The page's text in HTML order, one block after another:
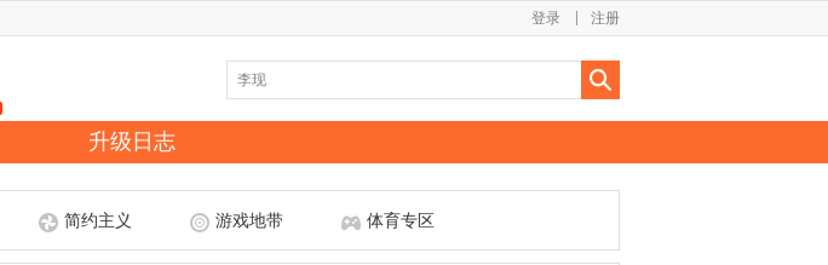
注册
登录
升级日志
简约主义 游戏地带 体育专区